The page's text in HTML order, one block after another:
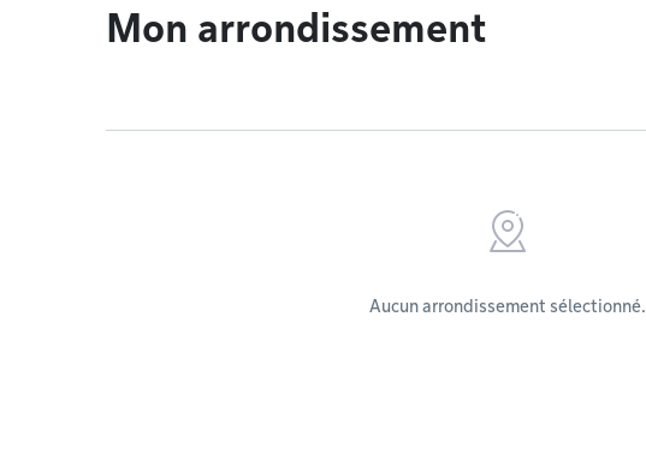
Mon arrondissement
Aucun arrondissement sélectionné.